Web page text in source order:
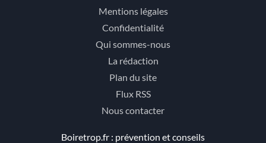
Mentions légales
Confidentialité
Qui sommes-nous
La rédaction
Plan du site
Flux RSS
Nous contacter
Boiretrop.fr : prévention et conseils